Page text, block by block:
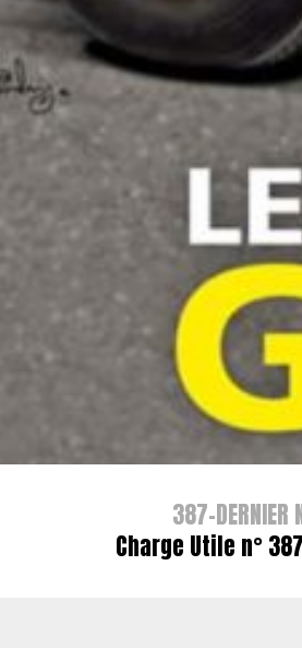
387-DERNIER
Charge Utile n°